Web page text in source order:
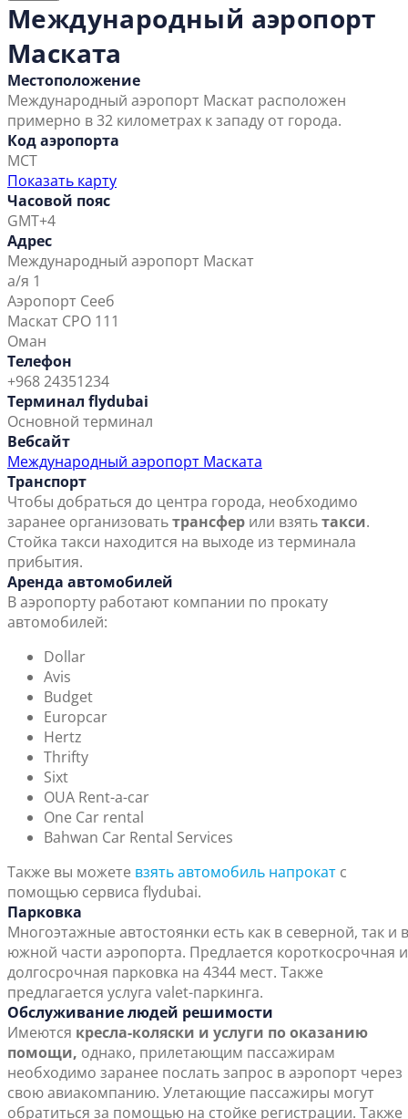
Международный аэропорт
Маската
Местоположение
Международный аэропорт Маскат расположен
примерно в 32 километрах к западу от города.
Код аэропорта
MCT
Показать карту
Часовой пояс
GMT+4
Адрес
Международный аэропорт Маскат
а/я 1
Аэропорт Сееб
Маскат CPO 111
Оман
Телефон
+968 24351234
Терминал flydubai
Основной терминал
Вебсайт
Международный аэропорт Маската
Транспорт
Чтобы добраться до центра города, необходимо
заранее организоватьтрансфер или взятьтакси.
Стойка такси находится на выходе из терминала
прибытия.
Аренда автомобилей
В аэропорту работают компании по прокату
автомобилей:
Dollar
Avis
Budget
Europcar
Hertz
Thrifty
Sixt
OUA Rent-a-car
One Car rental
Bahwan Car Rental Services
Также вы можете взять автомобиль напрокат с
помощью сервиса flydubai.
Парковка
Многоэтажные автостоянки есть как в северной, так и в
южной части аэропорта. Предлается короткосрочная и
долгосрочная парковка на 4344 мест. Также
предлагается услуга valet-паркинга.
Обслуживание людей решимости
Имеются кресла-коляски и услуги по оказанию
помощи, однако, прилетающим пассажирам
необходимо заранее послать запрос в аэропорт через
свою авиакомпанию. Улетающие пассажиры могут
обратиться за помощью на стойке регистрации. Также